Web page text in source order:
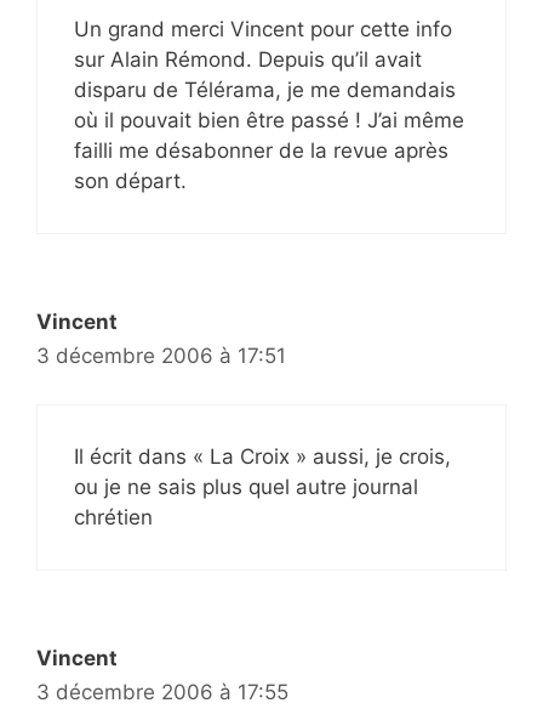
Un grand merci Vincent pour cette info
sur Alain Rémond. Depuis qu’il avait
disparu de Télérama, je me demandais
où il pouvait bien être passé ! J’ai même
failli me désabonner de la revue après
son départ.
Vincent
3 décembre 2006 à 17:51
Il écrit dans « La Croix » aussi, je crois,
ou je ne sais plus quel autre journal
chrétien
Vincent
3 décembre 2006 à 17:55